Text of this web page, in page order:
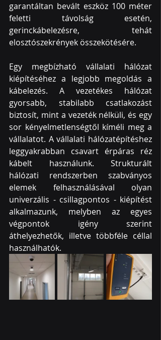
garantáltan bevált eszköz 100 méter
feletti távolság esetén,
gerinckábelezésre, tehát
elosztószekrények összekötésére.
Egy megbízható vállalati hálózat
kiépítéséhez a legjobb megoldás a
kábelezés. A vezetékes hálózat
gyorsabb, stabilabb csatlakozást
biztosít, mint a vezeték nélküli, és egy
sor kényelmetlenségtől kíméli meg a
vállalatot. A vállalati hálózatépítéshez
leggyakrabban csavart érpáras réz
kábelt használunk. Strukturált
hálózati rendszerben szabványos
elemek felhasználásával olyan
univerzális - csillagpontos - kiépítést
alkalmazunk, melyben az egyes
végpontok igény szerint
áthelyezhetők, illetve többféle céllal
használhatók.